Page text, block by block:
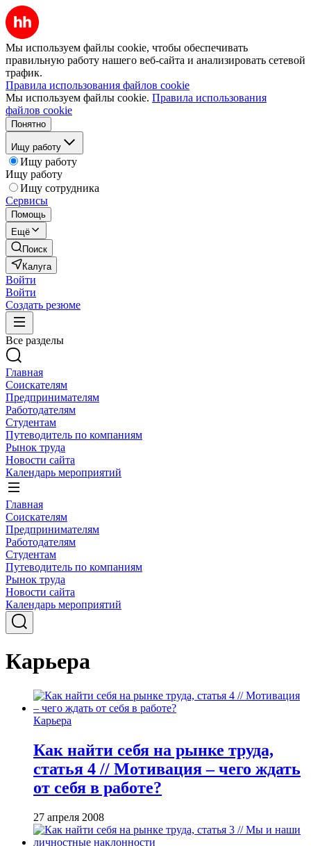
Мы используем файлы cookie, чтобы обеспечивать
правильную работу нашего веб-сайта и анализировать сетевой
трафик.
Правила использования файлов cookie
Мы используем файлы cookie. Правила использования
файлов cookie
Понятно
Ищу работу
Ищу работу
Ищу работу
Ищу сотрудника
Сервисы
Помощь
Ещё
Поиск
Калуга
Войти
Войти
Создать резюме
Все разделы
Главная
Соискателям
Предпринимателям
Работодателям
Студентам
Путеводитель по компаниям
Рынок труда
Новости сайта
Календарь мероприятий
Главная
Соискателям
Предпринимателям
Работодателям
Студентам
Путеводитель по компаниям
Рынок труда
Новости сайта
Календарь мероприятий
Карьера
Карьера
Как найти себя на рынке труда,
статья 4 // Мотивация – чего ждать
от себя в работе?
27 апреля 2008